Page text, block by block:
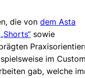
die vondem Asta
sowie
im
gab, welche